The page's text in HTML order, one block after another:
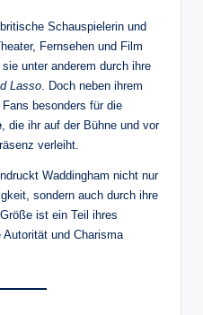
Schauspielerin und
Fernsehen und Film
unter anderem durch ihre
Lasso. Doch neben ihrem
besonders für die
, die ihr auf der Bühne und vor
verleiht.
Waddingham nicht nur
sondern auch durch ihre
ist ein Teil ihres
und Charisma